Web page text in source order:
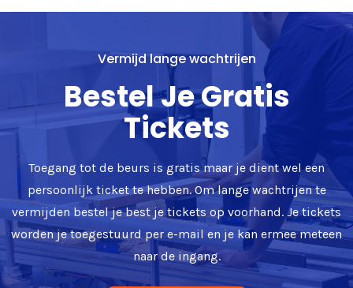
Vermijd lange wachtrijen
Bestel Je Gratis
Tickets
Toegang tot de beurs is gratis maar je dient wel een
persoonlijk ticket te hebben. Om lange wachtrijen te
vermijden bestel je best je tickets op voorhand. Je tickets
worden je toegestuurd per e-mail en je kan ermee meteen
naar de ingang.